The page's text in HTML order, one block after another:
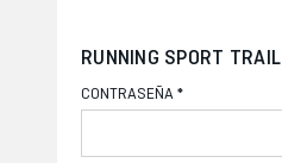
RUNNING SPORT TRAIL
CONTRASEÑA *